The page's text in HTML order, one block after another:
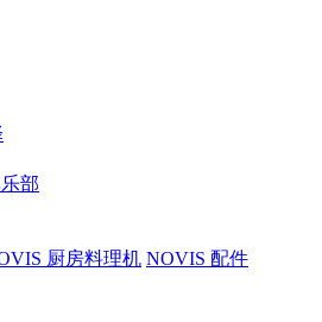
部
厨房料理机 NOVIS 配件